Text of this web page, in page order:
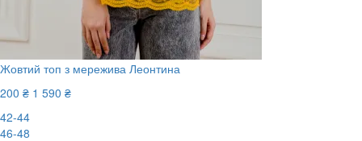
Жовтий топ з мережива Леонтина
200 ₴ 1 590 ₴
42-44
46-48